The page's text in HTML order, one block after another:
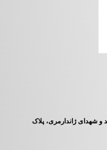
و شهدای ژاندارمری، پلاک